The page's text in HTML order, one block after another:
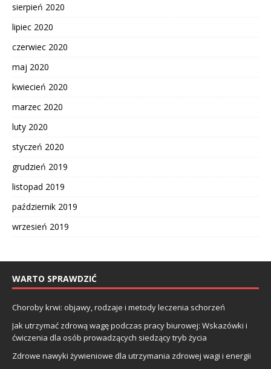
sierpień 2020
lipiec 2020
czerwiec 2020
maj 2020
kwiecień 2020
marzec 2020
luty 2020
styczeń 2020
grudzień 2019
listopad 2019
październik 2019
wrzesień 2019
WARTO SPRAWDZIĆ
Choroby krwi: objawy, rodzaje i metody leczenia schorzeń
Jak utrzymać zdrową wagę podczas pracy biurowej: Wskazówki i
ćwiczenia dla osób prowadzących siedzący tryb życia
Zdrowe nawyki żywieniowe dla utrzymania zdrowej wagi i energii